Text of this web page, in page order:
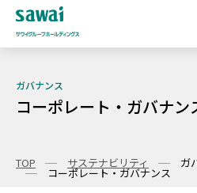
TOP サステナビリティ ガ
コーポレート・ガバナンス
ガバナンス
コーポレート・ガバナン